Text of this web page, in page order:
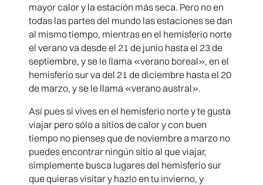
mayor calor y la estación más seca. Pero no en
todas las partes del mundo las estaciones se dan
al mismo tiempo, mientras en el hemisferio norte
el verano va desde el 21 de junio hasta el 23 de
septiembre, y se le llama «verano boreal», en el
hemisferio sur va del 21 de diciembre hasta el 20
de marzo, y se le llama «verano austral».
Así pues si vives en el hemisferio norte y te gusta
viajar pero sólo a sitios de calor y con buen
tiempo no pienses que de noviembre a marzo no
puedes encontrar ningún sitio al que viajar,
simplemente busca lugares del hemisferio sur
que quieras visitar y hazlo en tu invierno, y